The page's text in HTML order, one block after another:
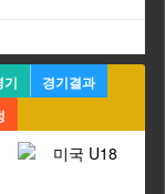
기
경기결과